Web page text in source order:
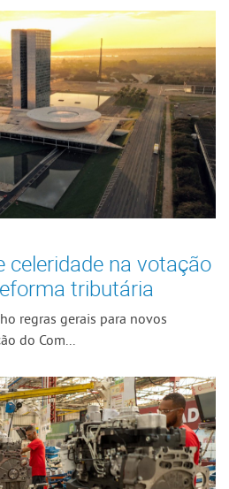
celeridade na votação
tributária
regras gerais para novos
do Com...